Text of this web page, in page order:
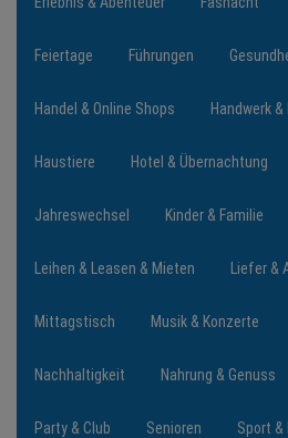
TERMINE
ANGEBOTE
JOBS
Feiertage Führungen
Handel & Online Shops Handwerk &
Haustiere Hotel & Übernachtung
Jahreswechsel Kinder & Familie
Leihen & Leasen & Mieten Liefer &
Mittagstisch Musik & Konzerte
Nachhaltigkeit Nahrung & Genuss
Party & Club Senioren Sport &